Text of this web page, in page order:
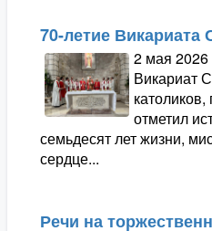
70-летие Викариата
2 мая
Викариат
отметил
семьдесят лет жизни,
сердце...
Речи на